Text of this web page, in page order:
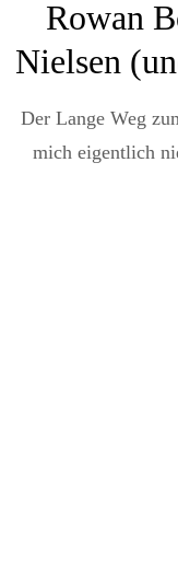
Rowan
Nielsen
Der Lange Weg
mich eigentlich